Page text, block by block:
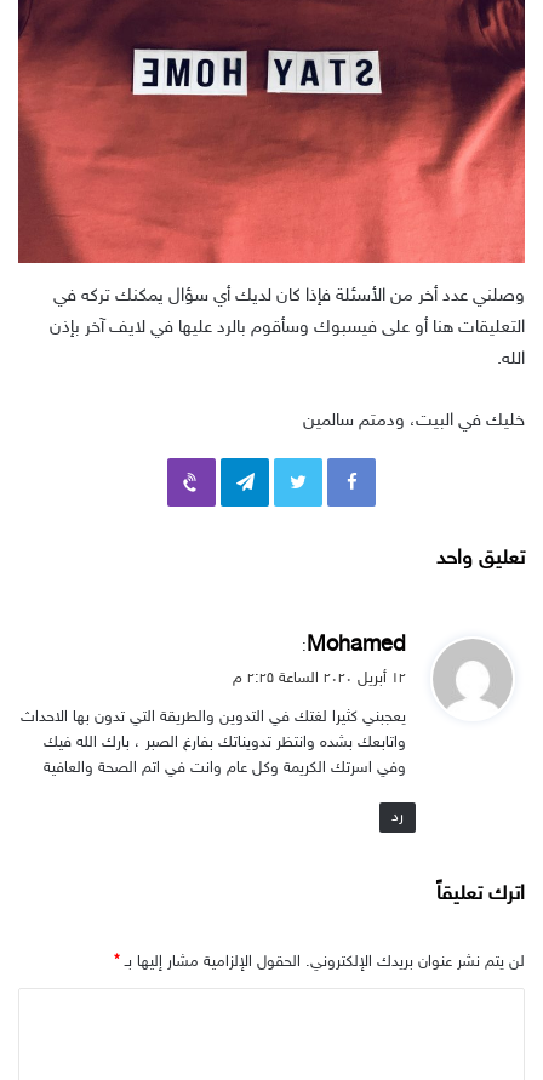
وصلني عدد أخر من الأسئلة فإذا كان لديك أي سؤال يمكنك تركه في
التعليقات هنا أو على فيسبوك وسأقوم بالرد عليها في لايف آخر بإذن
الله.
خليك في البيت، ودمتم سالمين
Telegram
Viber
تعليق واحد
ي
ل
Mohamed
:
۱۲ أبريل ۲۰۲۰ الساعة ۲:۲۵ م
يعجبني كثيرا لغتك في التدوين والطريقة التي تدون بها الاحداث
واتابعك بشده وانتظر تدويناتك بفارغ الصبر ، بارك الله فيك
وفي اسرتك الكريمة وكل عام وانت في اتم الصحة والعافية
رد
اترك تعليقاً
لن يتم نشر عنوان بريدك الإلكتروني. الحقول الإلزامية مشار إليها بـ*